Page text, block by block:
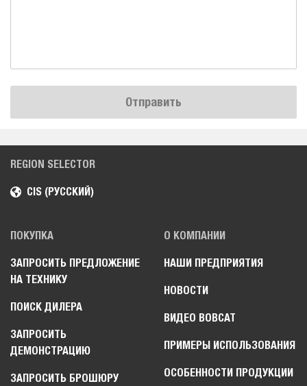
Отправить
REGION SELECTOR
CIS (РУССКИЙ)
ПОКУПКА
ЗАПРОСИТЬ ПРЕДЛОЖЕНИЕ
НА ТЕХНИКУ
ПОИСК ДИЛЕРА
ЗАПРОСИТЬ
ДЕМОНСТРАЦИЮ
ЗАПРОСИТЬ БРОШЮРУ
О КОМПАНИИ
НАШИ ПРЕДПРИЯТИЯ
НОВОСТИ
ВИДЕО BOBCAT
ПРИМЕРЫ ИСПОЛЬЗОВАНИЯ
ОСОБЕННОСТИ ПРОДУКЦИИ